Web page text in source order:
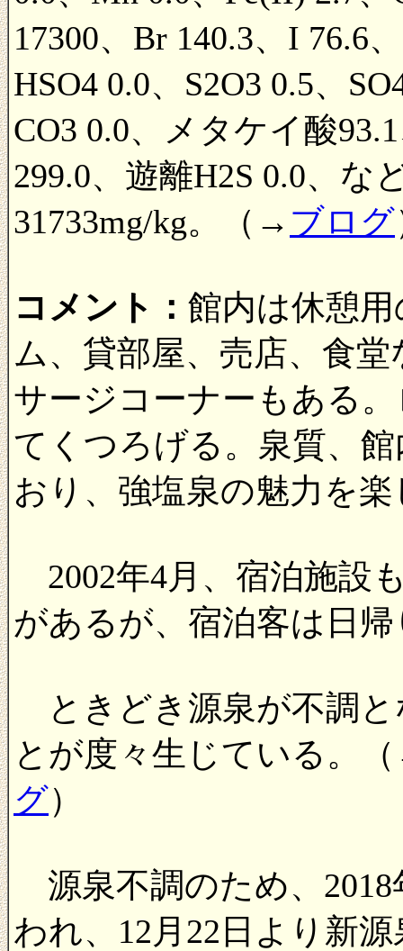
17300、Br 140.3、I 76.6
HSO4 0.0、S2O3 0.5、
CO3 0.0、メタケイ酸
299.0、遊離H2S 0.0、
31733mg/kg。（→ ブログ
コメント： 館内は休憩
ム、貸部屋、売店、食
サージコーナーもある
てくつろげる。泉質、
おり、強塩泉の魅力を
2002年4月、宿泊施設
があるが、宿泊客は日
ときどき源泉が不調と
とが度々生じている。
グ）
源泉不調のため、
われ、12月22日より新